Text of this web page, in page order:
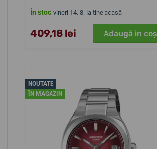
În stoc vineri 14. 8. la tine acasă
409,18 lei Adaugă in coş
NOUTATE
ÎN MAGAZIN